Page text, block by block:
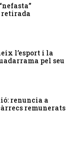
retirada
l’esport i la
pel seu
renuncia a
remunerats